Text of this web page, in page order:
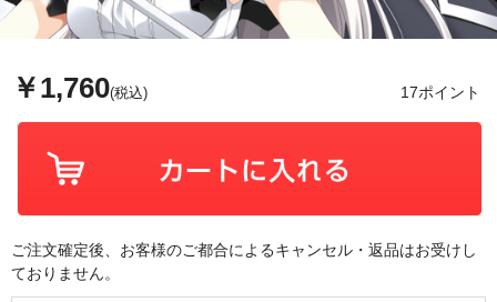
￥1,760(税込) 17ポイント
ご注文確定後、お客様のご都合によるキャンセル・返品はお受けし
ておりません。